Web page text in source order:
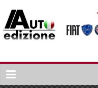
naar
inhoud
Auto
Edizione